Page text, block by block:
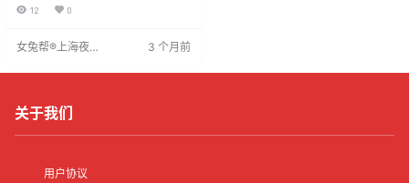
基于自愿原则，保障员工权益。KT
力小，收入可观，深受女生喜爱。
生们可安心选择，实现轻松赚钱的
12 0
女兔帮®上海夜场
3 个月前
关于我们
用户协议